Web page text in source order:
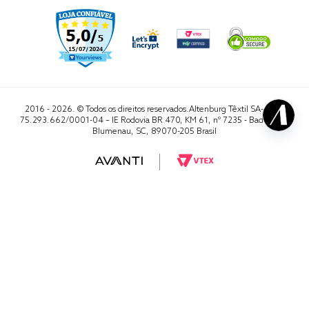
2016 - 2026. © Todos os direitos reservados.Altenburg Têxtil SA- CNPJ
75.293.662/0001-04 – IE Rodovia BR 470, KM 61, nº 7235 - Badenfurt,
Blumenau, SC, 89070-205 Brasil